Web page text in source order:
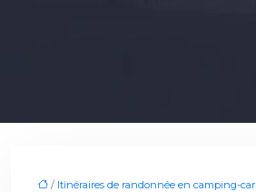
/ Itinéraires de randonnée en camping-car